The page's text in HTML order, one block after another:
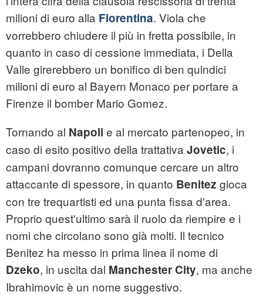
milioni di euro alla Fiorentina. Viola che
vorrebbero chiudere il più in fretta possibile, in
quanto in caso di cessione immediata, i Della
Valle girerebbero un bonifico di ben quindici
milioni di euro al Bayern Monaco per portare a
Firenze il bomber Mario Gomez.
Tornando al Napoli e al mercato partenopeo, in
caso di esito positivo della trattativa Jovetic, i
campani dovranno comunque cercare un altro
attaccante di spessore, in quanto Benitez gioca
con tre trequartisti ed una punta fissa d'area.
Proprio quest'ultimo sarà il ruolo da riempire e i
nomi che circolano sono già molti. Il tecnico
Benitez ha messo in prima linea il nome di
Dzeko, in uscita dal Manchester City, ma anche
Ibrahimovic è un nome suggestivo.